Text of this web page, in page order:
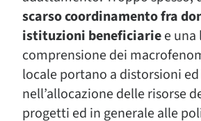
scarso coordinamento fra
istituzioni beneficiariee
comprensione dei
locale portano a distorsioni
nell’allocazione delle risorse
progetti ed in generale alle